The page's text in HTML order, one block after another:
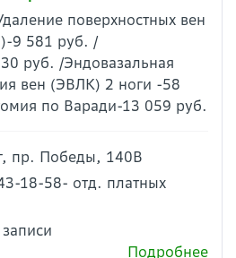
поверхностных вен
9 581 руб. /
руб. /Эндовазальная
вен (ЭВЛК) 2 ноги -58
по Варади-13 059 руб.
пр. Победы, 140В
18-58- отд. платных
Подробнее